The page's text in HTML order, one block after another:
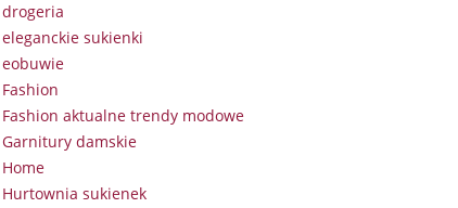
drogeria
eleganckie sukienki
eobuwie
Fashion
Fashion aktualne trendy modowe
Garnitury damskie
Home
Hurtownia sukienek